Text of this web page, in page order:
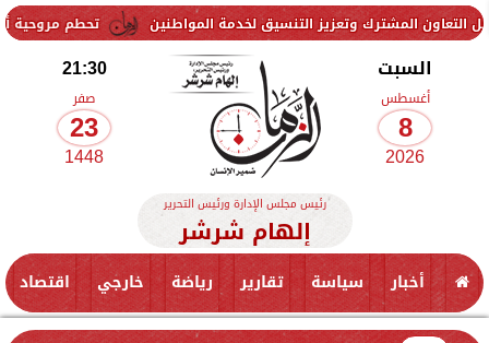
تحطم مروحية أثناء مكافحة وتعزيز التنسيق لخدمة المواطنين
السبت
أغسطس
8
2026
21:30
صفر
23
1448
رئيس مجلس الإدارة ورئيس التحرير
إلهام شرشر
أخبار سياسة تقارير رياضة خارجي اقتصاد